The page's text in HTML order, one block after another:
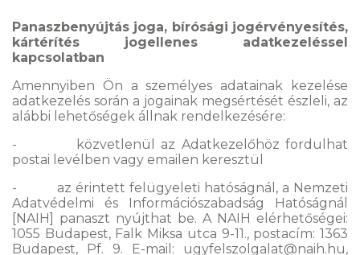
Panaszbenyújtás joga, bírósági jogérvényesítés,
kártérítés jogellenes adatkezeléssel
kapcsolatban
Amennyiben Ön a személyes adatainak kezelése
adatkezelés során a jogainak megsértését észleli, az
alábbi lehetőségek állnak rendelkezésére:
- közvetlenül az Adatkezelőhöz fordulhat
postai levélben vagy emailen keresztül
- az érintett felügyeleti hatóságnál, a Nemzeti
Adatvédelmi és Információszabadság Hatóságnál
[NAIH] panaszt nyújthat be. A NAIH elérhetőségei:
1055 Budapest, Falk Miksa utca 9-11., postacím: 1363
Budapest, Pf. 9. E-mail: ugyfelszolgalat@naih.hu,